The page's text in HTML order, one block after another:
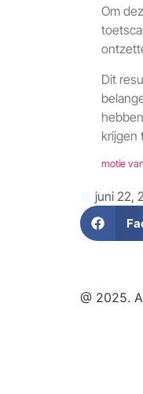
Om
Dit
krijgen
motie
juni 22,
@ 2025.